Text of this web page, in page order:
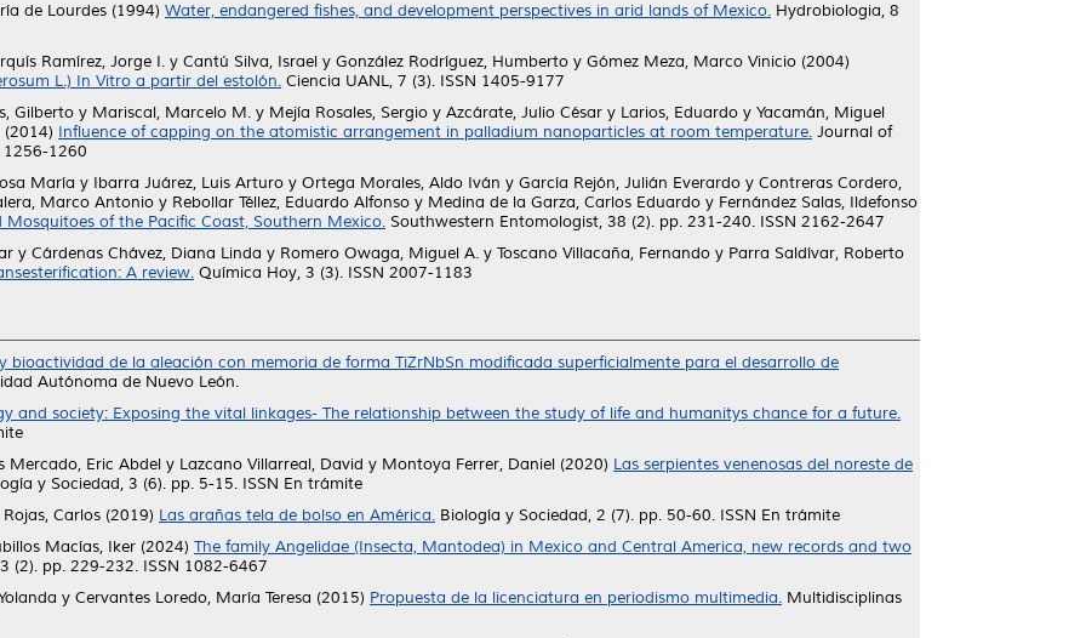
de Lourdes (1994) Water, endangered fishes, and development perspectives in arid lands of Mexico. Hydrobiologia, 8
Ramírez, Jorge I. y Cantú Silva, Israel y González Rodríguez, Humberto y Gómez Meza, Marco Vinicio (2004)
L.) In Vitro a partir del estolón. Ciencia UANL, 7 (3). ISSN 1405-9177
Gilberto y Mariscal, Marcelo M. y Mejía Rosales, Sergio y Azcárate, Julio César y Larios, Eduardo y Yacamán, Miguel
(2014) Influence of capping on the atomistic arrangement in palladium nanoparticles at room temperature. Journal of
1256-1260
María y Ibarra Juárez, Luis Arturo y Ortega Morales, Aldo Iván y García Rejón, Julián Everardo y Contreras Cordero,
Marco Antonio y Rebollar Téllez, Eduardo Alfonso y Medina de la Garza, Carlos Eduardo y Fernández Salas, Ildefonso
Mosquitoes of the Pacific Coast, Southern Mexico. Southwestern Entomologist, 38 (2). pp. 231-240. ISSN 2162-2647
y Cárdenas Chávez, Diana Linda y Romero Owaga, Miguel A. y Toscano Villacaña, Fernando y Parra Saldívar, Roberto
A review. Química Hoy, 3 (3). ISSN 2007-1183
bioactividad de la aleación con memoria de forma TiZrNbSn modificada superficialmente para el desarrollo de
Autónoma de Nuevo León.
and society: Exposing the vital linkages- The relationship between the study of life and humanitys chance for a future.
Mercado, Eric Abdel y Lazcano Villarreal, David y Montoya Ferrer, Daniel (2020) Las serpientes venenosas del noreste de
y Sociedad, 3 (6). pp. 5-15. ISSN En trámite
Rojas, Carlos (2019) Las arañas tela de bolso en América. Biología y Sociedad, 2 (7). pp. 50-60. ISSN En trámite
Macías, Iker (2024) The family Angelidae (Insecta, Mantodea) in Mexico and Central America, new records and two
(2). pp. 229-232. ISSN 1082-6467
y Cervantes Loredo, María Teresa (2015) Propuesta de la licenciatura en periodismo multimedia. Multidisciplinas